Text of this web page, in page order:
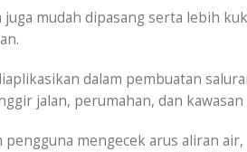
mudah dipasang serta lebih
dalam pembuatan
jalan, perumahan, dan
mengecek arus aliran